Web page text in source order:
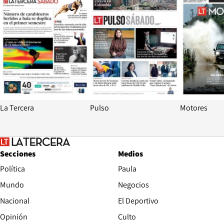
La Tercera Pulso Motores
Secciones
Política
Mundo
Nacional
Opinión
Medios
Paula
Negocios
El Deportivo
Culto